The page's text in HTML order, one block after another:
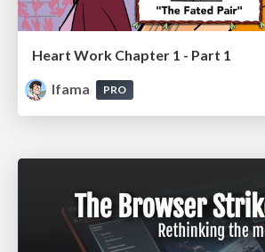
Heart Work Chapter 1 - Part 1
lfama
PRO